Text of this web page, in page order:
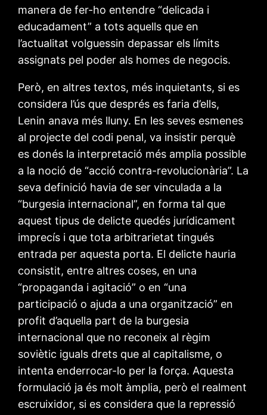
manera de fer-ho entendre “delicada i
educadament” a tots aquells que en
l’actualitat volguessin depassar els límits
assignats pel poder als homes de negocis.
Però, en altres textos, més inquietants, si es
considera l’ús que després es faria d’ells,
Lenin anava més lluny. En les seves esmenes
al projecte del codi penal, va insistir perquè
es donés la interpretació més amplia possible
a la noció de “acció contra-revolucionària”. La
seva definició havia de ser vinculada a la
“burgesia internacional”, en forma tal que
aquest tipus de delicte quedés jurídicament
imprecís i que tota arbitrarietat tingués
entrada per aquesta porta. El delicte hauria
consistit, entre altres coses, en una
“propaganda i agitació” o en “una
participació o ajuda a una organització” en
profit d’aquella part de la burgesia
internacional que no reconeix al règim
soviètic iguals drets que al capitalisme, o
intenta enderrocar-lo per la força. Aquesta
formulació ja és molt àmplia, però el realment
escruixidor, si es considera que la repressió